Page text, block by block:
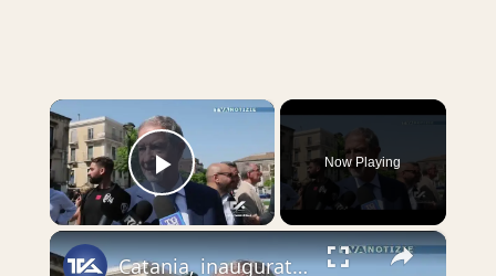
×
Play Video
Now Playing
×
Catania, inaugurata la nuova piazza nell’area degli ex ospedali Santa Marta e Villermosa